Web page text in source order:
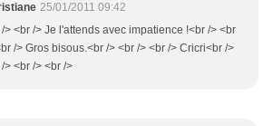
25/01/2011 09:42
> <br /> Je l'attends avec impatience !<br /> <br
/> Gros bisous.<br /> <br /> <br /> Cricri<br />
> <br /> <br />